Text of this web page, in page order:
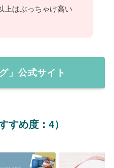
上はぶっちゃけ高い
」公式サイト
すめ度：4）